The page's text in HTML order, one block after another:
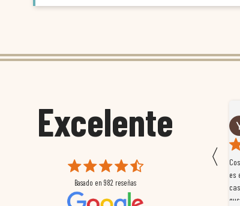
Excelente
Basado en 982 reseñas
〈
Susana García Luis
Magnífica atención al cliente. Tuvimos un pequeño
retraso en el pedido y desde el minuto uno se
preocuparon por ayudarnos en todo. Gracias a Sergio,
magnífico gestor... atento, amable, un servicio de 10.
es